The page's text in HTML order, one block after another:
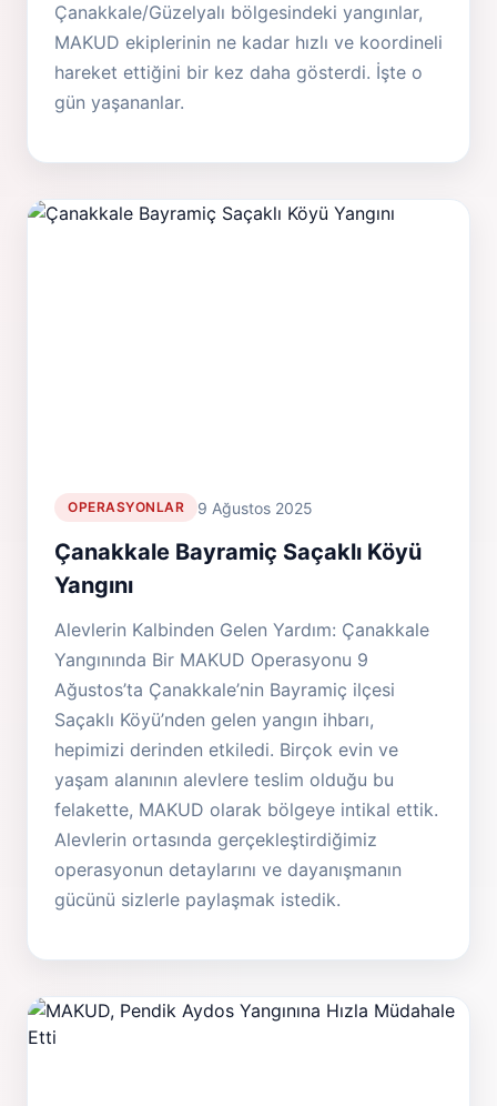
Çanakkale/Güzelyalı bölgesindeki yangınlar,
MAKUD ekiplerinin ne kadar hızlı ve koordineli
hareket ettiğini bir kez daha gösterdi. İşte o
gün yaşananlar.
OPERASYONLAR 9 Ağustos 2025
Çanakkale Bayramiç Saçaklı Köyü
Yangını
Alevlerin Kalbinden Gelen Yardım: Çanakkale
Yangınında Bir MAKUD Operasyonu 9
Ağustos’ta Çanakkale’nin Bayramiç ilçesi
Saçaklı Köyü’nden gelen yangın ihbarı,
hepimizi derinden etkiledi. Birçok evin ve
yaşam alanının alevlere teslim olduğu bu
felakette, MAKUD olarak bölgeye intikal ettik.
Alevlerin ortasında gerçekleştirdiğimiz
operasyonun detaylarını ve dayanışmanın
gücünü sizlerle paylaşmak istedik.